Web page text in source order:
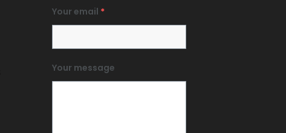
Your email *
Your message